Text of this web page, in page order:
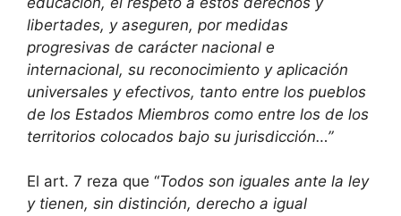
libertades, y aseguren, por medidas
progresivas de carácter nacional e
internacional, su reconocimiento y aplicación
universales y efectivos, tanto entre los pueblos
de los Estados Miembros como entre los de los
territorios colocados bajo su jurisdicción…”
El art. 7 reza que “Todos son iguales ante la ley
y tienen, sin distinción, derecho a igual